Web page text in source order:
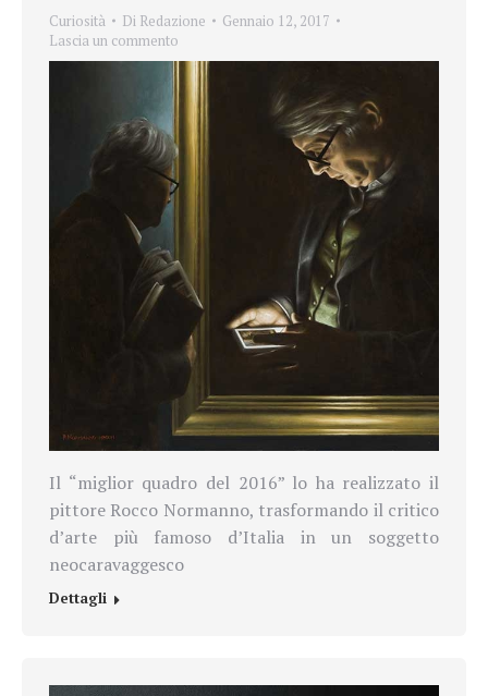
Curiosità Di Redazione
Gennaio 12, 2017
Lascia un commento
Il “miglior quadro del 2016” lo ha realizzato il
pittore Rocco Normanno, trasformando il critico
d’arte più famoso d’Italia in un soggetto
neocaravaggesco
Dettagli